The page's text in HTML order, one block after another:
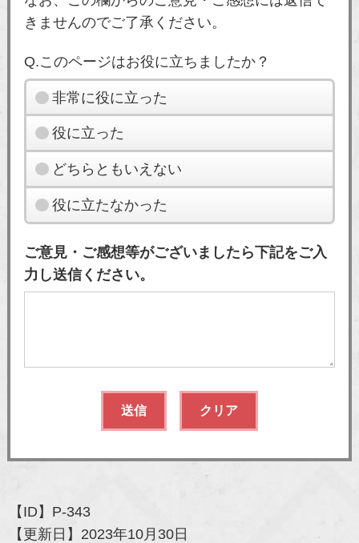
きませんのでご了承ください。
Q.このページはお役に立ちましたか？
非常に役に立った
役に立った
どちらともいえない
役に立たなかった
ご意見・ご感想等がございましたら下記をご入
力し送信ください。
【ID】 P-343
【更新日】 2023年10月30日